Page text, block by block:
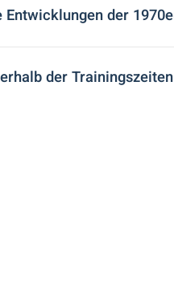
der
der Trainingszeiten